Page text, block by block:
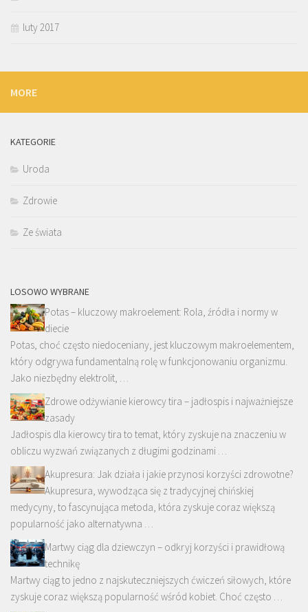
luty 2017
MORE
KATEGORIE
Uroda
Zdrowie
Ze świata
LOSOWO WYBRANE
Potas – kluczowy makroelement: Rola, źródła i normy w
diecie
Potas, choć często niedoceniany, jest kluczowym makroelementem,
który odgrywa fundamentalną rolę w funkcjonowaniu organizmu.
Jako niezbędny elektrolit, …
Zdrowe odżywianie kierowcy tira – jadłospis i najważniejsze
zasady
Jadłospis dla kierowcy tira to temat, który zyskuje na znaczeniu w
obliczu wyzwań związanych z długimi godzinami …
Akupresura: Jak działa i jakie przynosi korzyści zdrowotne?
Akupresura, wywodząca się z tradycyjnej chińskiej
medycyny, to fascynująca metoda, która zyskuje coraz większą
popularność jako alternatywna …
Martwy ciąg dla dziewczyn – odkryj korzyści i prawidłową
technikę
Martwy ciąg to jedno z najskuteczniejszych ćwiczeń siłowych, które
zyskuje coraz większą popularność wśród kobiet. Choć często …